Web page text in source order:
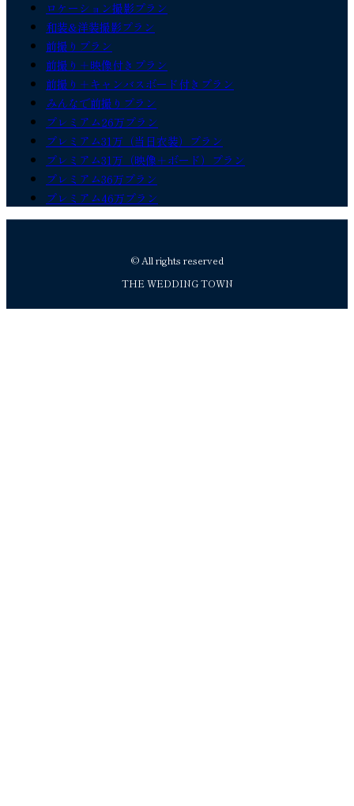
ロケーション撮影プラン
和装&洋装撮影プラン
前撮りプラン
前撮り＋映像付きプラン
前撮り＋キャンバスボード付きプラン
みんなで前撮りプラン
プレミアム26万プラン
プレミアム31万（当日衣装）プラン
プレミアム31万（映像＋ボード）プラン
プレミアム36万プラン
プレミアム46万プラン
© All rights reserved
THE WEDDING TOWN